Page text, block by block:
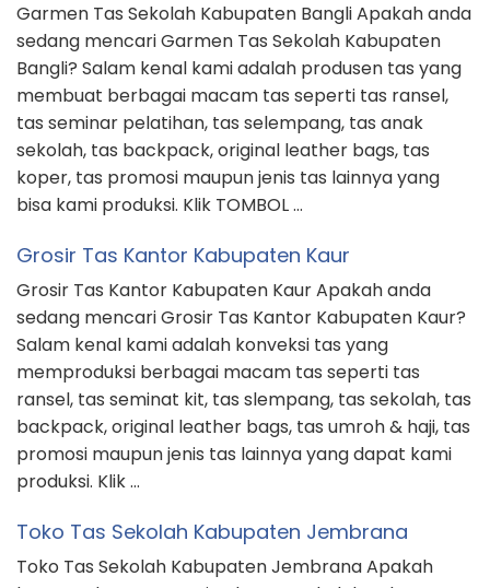
Garmen Tas Sekolah Kabupaten Bangli Apakah anda
sedang mencari Garmen Tas Sekolah Kabupaten
Bangli? Salam kenal kami adalah produsen tas yang
membuat berbagai macam tas seperti tas ransel,
tas seminar pelatihan, tas selempang, tas anak
sekolah, tas backpack, original leather bags, tas
koper, tas promosi maupun jenis tas lainnya yang
bisa kami produksi. Klik TOMBOL …
Grosir Tas Kantor Kabupaten Kaur
Grosir Tas Kantor Kabupaten Kaur Apakah anda
sedang mencari Grosir Tas Kantor Kabupaten Kaur?
Salam kenal kami adalah konveksi tas yang
memproduksi berbagai macam tas seperti tas
ransel, tas seminat kit, tas slempang, tas sekolah, tas
backpack, original leather bags, tas umroh & haji, tas
promosi maupun jenis tas lainnya yang dapat kami
produksi. Klik …
Toko Tas Sekolah Kabupaten Jembrana
Toko Tas Sekolah Kabupaten Jembrana Apakah